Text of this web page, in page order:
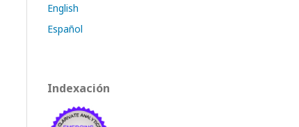
English
Español
Indexación